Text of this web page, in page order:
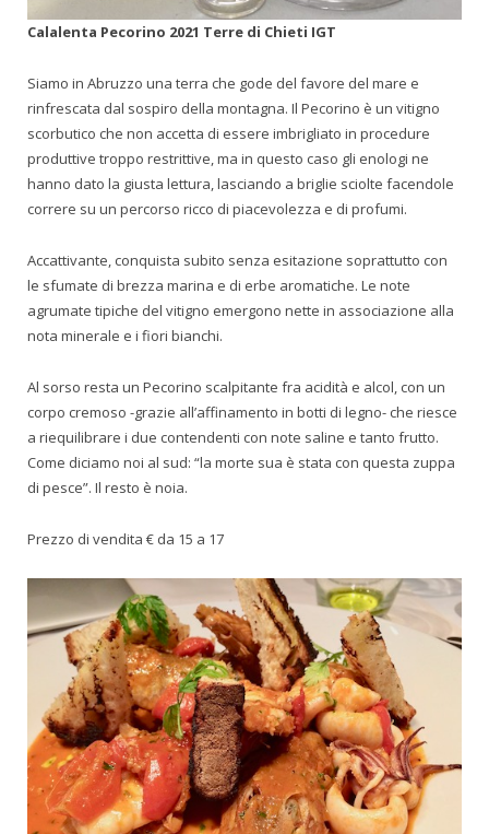
Calalenta Pecorino 2021 Terre di Chieti IGT
Siamo in Abruzzo una terra che gode del favore del mare e
rinfrescata dal sospiro della montagna. Il Pecorino è un vitigno
scorbutico che non accetta di essere imbrigliato in procedure
produttive troppo restrittive, ma in questo caso gli enologi ne
hanno dato la giusta lettura, lasciando a briglie sciolte facendole
correre su un percorso ricco di piacevolezza e di profumi.
Accattivante, conquista subito senza esitazione soprattutto con
le sfumate di brezza marina e di erbe aromatiche. Le note
agrumate tipiche del vitigno emergono nette in associazione alla
nota minerale e i fiori bianchi.
Al sorso resta un Pecorino scalpitante fra acidità e alcol, con un
corpo cremoso -grazie all’affinamento in botti di legno- che riesce
a riequilibrare i due contendenti con note saline e tanto frutto.
Come diciamo noi al sud: “la morte sua è stata con questa zuppa
di pesce”. Il resto è noia.
Prezzo di vendita € da 15 a 17